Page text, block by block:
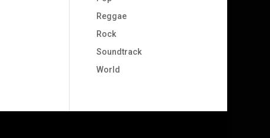
Reggae
Rock
Soundtrack
World